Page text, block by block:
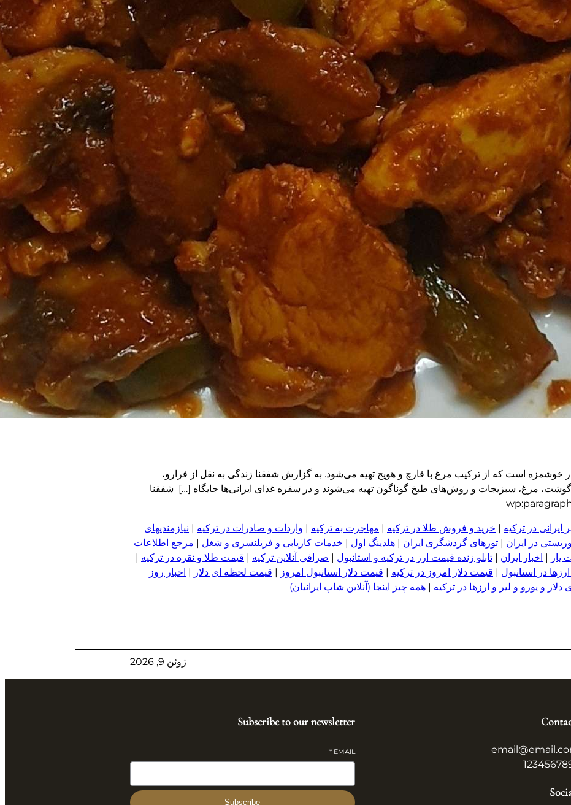
است که از ترکیب مرغ با قارچ و هویج تهیه می‌شود. به گزارش شفقنا زندگی به نقل از فرارو،
گوشت، مرغ، سبزیجات و روش‌های طبخ گوناگون تهیه می‌شوند و در سفره غذای ایرانی‌ها جایگاه […] شفقنا
در ترکیه | خرید و فروش طلا در ترکیه | مهاجرت به ترکیه | واردات و صادرات در ترکیه | نیازمندیهای
در ایران | تورهای گردشگری ایران | هلدینگ اول | خدمات کاریابی و فریلنسری و شغل | مرجع اطلاعات
یار | اخبار ایران | تابلو زنده قیمت ارز در ترکیه و استانبول | صرافی آنلاین ترکیه | قیمت طلا و نقره در ترکیه |
در استانبول | قیمت دلار امروز در ترکیه | قیمت دلار استانبول امروز | قیمت لحظه ای دلار | اخبار روز
و یورو و لیر و ار زها در ترکیه | همه چیز اینجا (آنلاین شاپ ایرانیان)
ژوئن 9, 2026
Subscribe to our newsletter
EMAIL
*
Subscribe